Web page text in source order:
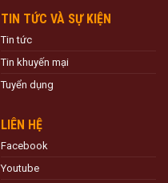
TIN TỨC VÀ SỰ KIỆN
Tin tức
Tin khuyến mại
Tuyển dụng
LIÊN HỆ
Facebook
Youtube